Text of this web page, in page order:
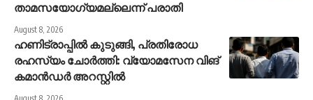
താമസയോഗ്യമല്ലെന്ന് പരാതി
August 8, 2026
ഹണിട്രാപ്പിൽ കുടുങ്ങി, പ്രതിരോധ
രഹസ്യം ചോർത്തി: വ്യോമസേന വിങ്
കമാൻഡർ അറസ്റ്റിൽ